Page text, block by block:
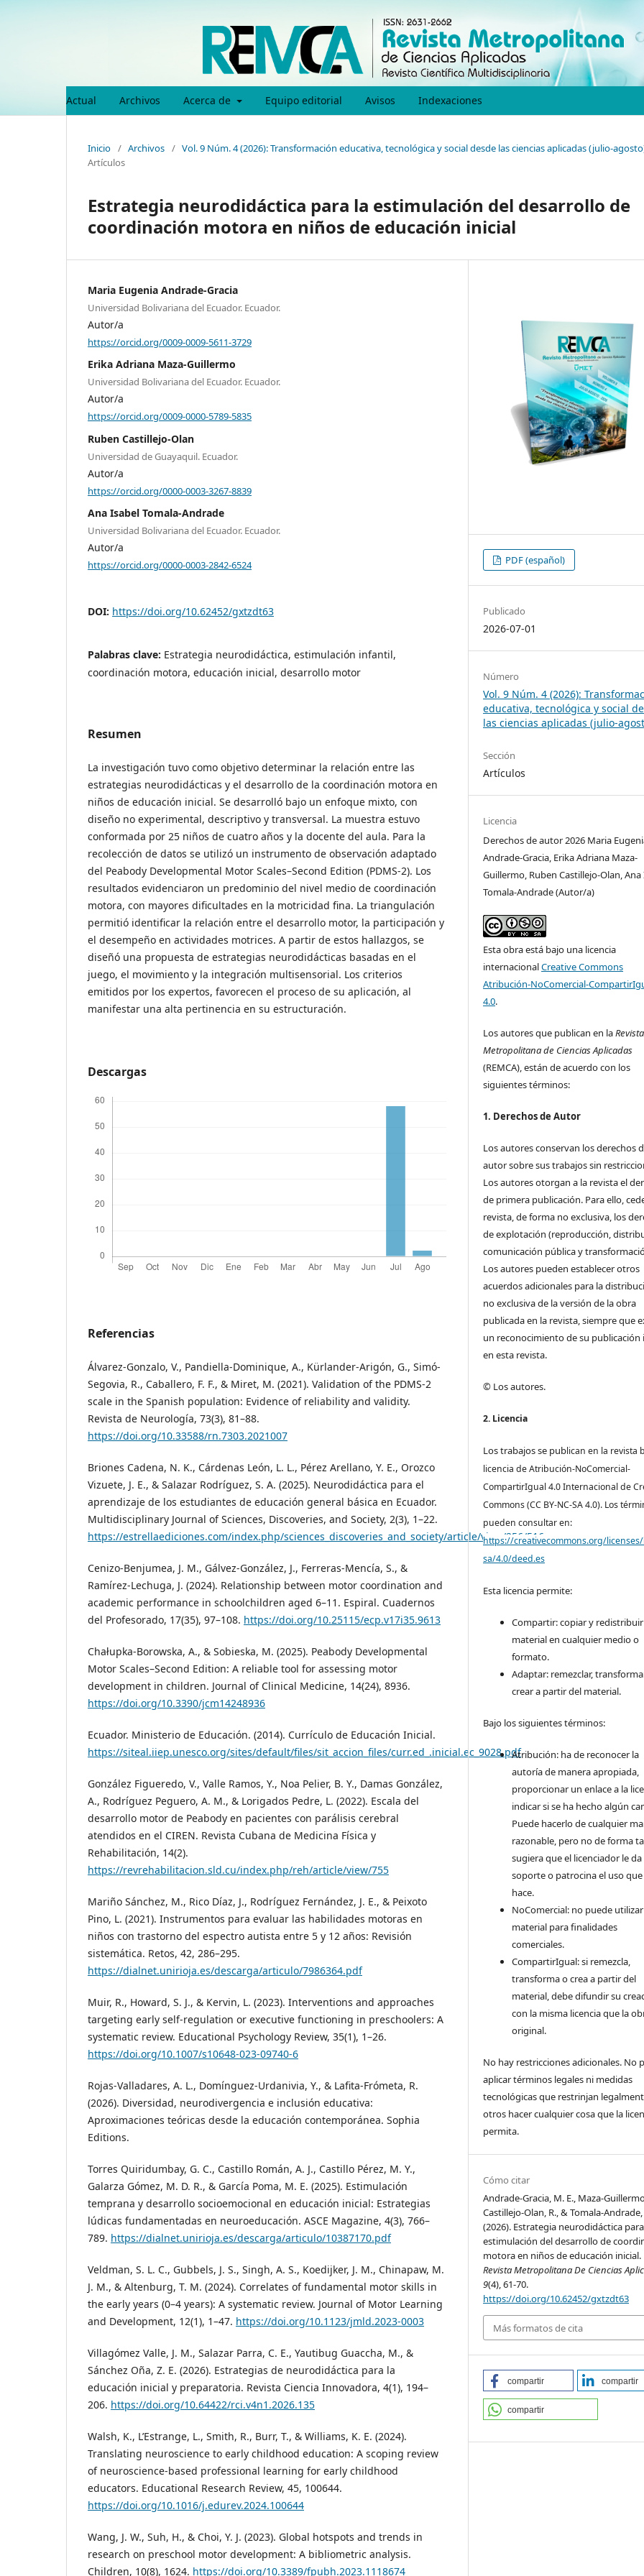
Actual Archivos Acerca de Equipo editorial Avisos Indexaciones
Inicio / Archivos / Vol. 9 Núm. 4 (2026): Transformación educativa, tecnológica y social desde las ciencias aplicadas (julio-
Artículos
Estrategia neurodidáctica para la estimulación del desarrollo de
coordinación motora en niños de educación inicial
Maria Eugenia Andrade-Gracia
Universidad Bolivariana del Ecuador. Ecuador.
Autor/a
https://orcid.org/0009-0009-5611-3729
Erika Adriana Maza-Guillermo
Universidad Bolivariana del Ecuador. Ecuador.
Autor/a
https://orcid.org/0009-0000-5789-5835
Ruben Castillejo-Olan
Universidad de Guayaquil. Ecuador.
Autor/a
https://orcid.org/0000-0003-3267-8839
Ana Isabel Tomala-Andrade
Universidad Bolivariana del Ecuador. Ecuador.
Autor/a
https://orcid.org/0000-0003-2842-6524
DOI: https://doi.org/10.62452/gxtzdt63
Palabras clave: Estrategia neurodidáctica, estimulación infantil,
coordinación motora, educación inicial, desarrollo motor
Resumen
La investigación tuvo como objetivo determinar la relación entre las
estrategias neurodidácticas y el desarrollo de la coordinación motora en
niños de educación inicial. Se desarrolló bajo un enfoque mixto, con
diseño no experimental, descriptivo y transversal. La muestra estuvo
conformada por 25 niños de cuatro años y la docente del aula. Para la
recolección de datos se utilizó un instrumento de observación adaptado
del Peabody Developmental Motor Scales–Second Edition (PDMS-2). Los
resultados evidenciaron un predominio del nivel medio de coordinación
motora, con mayores dificultades en la motricidad fina. La triangulación
permitió identificar la relación entre el desarrollo motor, la participación y
el desempeño en actividades motrices. A partir de estos hallazgos, se
diseñó una propuesta de estrategias neurodidácticas basadas en el
juego, el movimiento y la integración multisensorial. Los criterios
emitidos por los expertos, favorecen el proceso de su aplicación, al
manifestar una alta pertinencia en su estructuración.
Descargas
Referencias
Álvarez-Gonzalo, V., Pandiella-Dominique, A., Kürlander-Arigón, G., Simó-
Segovia, R., Caballero, F. F., & Miret, M. (2021). Validation of the PDMS-2
scale in the Spanish population: Evidence of reliability and validity.
Revista de Neurología, 73(3), 81–88.
https://doi.org/10.33588/rn.7303.2021007
Briones Cadena, N. K., Cárdenas León, L. L., Pérez Arellano, Y. E., Orozco
Vizuete, J. E., & Salazar Rodríguez, S. A. (2025). Neurodidáctica para el
aprendizaje de los estudiantes de educación general básica en Ecuador.
Multidisciplinary Journal of Sciences, Discoveries, and Society, 2(3), 1–22.
https://estrellaediciones.com/index.php/sciences_discoveries_and_society/article/view/256/516
Cenizo-Benjumea, J. M., Gálvez-González, J., Ferreras-Mencía, S., &
Ramírez-Lechuga, J. (2024). Relationship between motor coordination and
academic performance in schoolchildren aged 6–11. Espiral. Cuadernos
del Profesorado, 17(35), 97–108. https://doi.org/10.25115/ecp.v17i35.9613
Chałupka-Borowska, A., & Sobieska, M. (2025). Peabody Developmental
Motor Scales–Second Edition: A reliable tool for assessing motor
development in children. Journal of Clinical Medicine, 14(24), 8936.
https://doi.org/10.3390/jcm14248936
Ecuador. Ministerio de Educación. (2014). Currículo de Educación Inicial.
https://siteal.iiep.unesco.org/sites/default/files/sit_accion_files/curr.ed_.inicial.ec_9028.pdf
González Figueredo, V., Valle Ramos, Y., Noa Pelier, B. Y., Damas González,
A., Rodríguez Peguero, A. M., & Lorigados Pedre, L. (2022). Escala del
desarrollo motor de Peabody en pacientes con parálisis cerebral
atendidos en el CIREN. Revista Cubana de Medicina Física y
Rehabilitación, 14(2).
https://revrehabilitacion.sld.cu/index.php/reh/article/view/755
Mariño Sánchez, M., Rico Díaz, J., Rodríguez Fernández, J. E., & Peixoto
Pino, L. (2021). Instrumentos para evaluar las habilidades motoras en
niños con trastorno del espectro autista entre 5 y 12 años: Revisión
sistemática. Retos, 42, 286–295.
https://dialnet.unirioja.es/descarga/articulo/7986364.pdf
Muir, R., Howard, S. J., & Kervin, L. (2023). Interventions and approaches
targeting early self-regulation or executive functioning in preschoolers: A
systematic review. Educational Psychology Review, 35(1), 1–26.
https://doi.org/10.1007/s10648-023-09740-6
Rojas-Valladares, A. L., Domínguez-Urdanivia, Y., & Lafita-Frómeta, R.
(2026). Diversidad, neurodivergencia e inclusión educativa:
Aproximaciones teóricas desde la educación contemporánea. Sophia
Editions.
Torres Quiridumbay, G. C., Castillo Román, A. J., Castillo Pérez, M. Y.,
Galarza Gómez, M. D. R., & García Poma, M. E. (2025). Estimulación
temprana y desarrollo socioemocional en educación inicial: Estrategias
lúdicas fundamentadas en neuroeducación. ASCE Magazine, 4(3), 766–
789. https://dialnet.unirioja.es/descarga/articulo/10387170.pdf
Veldman, S. L. C., Gubbels, J. S., Singh, A. S., Koedijker, J. M., Chinapaw, M.
J. M., & Altenburg, T. M. (2024). Correlates of fundamental motor skills in
the early years (0–4 years): A systematic review. Journal of Motor Learning
and Development, 12(1), 1–47. https://doi.org/10.1123/jmld.2023-0003
Villagómez Valle, J. M., Salazar Parra, C. E., Yautibug Guaccha, M., &
Sánchez Oña, Z. E. (2026). Estrategias de neurodidáctica para la
educación inicial y preparatoria. Revista Ciencia Innovadora, 4(1), 194–
206. https://doi.org/10.64422/rci.v4n1.2026.135
Walsh, K., L’Estrange, L., Smith, R., Burr, T., & Williams, K. E. (2024).
Translating neuroscience to early childhood education: A scoping review
of neuroscience-based professional learning for early childhood
educators. Educational Research Review, 45, 100644.
https://doi.org/10.1016/j.edurev.2024.100644
Wang, J. W., Suh, H., & Choi, Y. J. (2023). Global hotspots and trends in
research on preschool motor development: A bibliometric analysis.
Children, 10(8), 1624. https://doi.org/10.3389/fpubh.2023.1118674
PDF (español)
Publicado
2026-07-01
Número
Vol. 9 Núm. 4 (2026):
educativa, tecnológica y social
las ciencias aplicadas (julio-
Sección
Artículos
Licencia
Derechos de autor 2026 Maria
Andrade-Gracia, Erika Adriana Maza-
Guillermo, Ruben Castillejo-Olan, Ana
Tomala-Andrade (Autor/a)
Esta obra está bajo una licencia
internacionalCreative Commons
Atribución-NoComercial-
4.0.
Los autores que publican en laRevista
Metropolitana de Ciencias Aplicadas
(REMCA), están de acuerdo con los
siguientes términos:
1. Derechos de Autor
Los autores conservan los derechos
autor sobre sus trabajos sin
Los autores otorgan a la revista el
de primera publicación. Para ello,
revista, de forma no exclusiva, los
de explotación (reproducción,
comunicación pública y
Los autores pueden establecer otros
acuerdos adicionales para la
no exclusiva de la versión de la obra
publicada en la revista, siempre que
un reconocimiento de su publicación
en esta revista.
© Los autores.
2. Licencia
Los trabajos se publican en la revista
licencia de Atribución-NoComercial-
CompartirIgual 4.0 Internacional de
Commons (CC BY-NC-SA 4.0). Los
pueden consultar en:
https://creativecommons.org/
sa/4.0/deed.es
Esta licencia permite:
Compartir: copiar y
material en cualquier medio o
formato.
Adaptar: remezclar,
crear a partir del material.
Bajo los siguientes términos:
Atribución: ha de reconocer la
autoría de manera apropiada,
proporcionar un enlace a la
indicar si se ha hecho algún
Puede hacerlo de cualquier
razonable, pero no de forma
sugiera que el licenciador le da
soporte o patrocina el uso que
hace.
NoComercial: no puede
material para finalidades
comerciales.
CompartirIgual: si remezcla,
transforma o crea a partir del
material, debe difundir su
con la misma licencia que la
original.
No hay restricciones adicionales. No
aplicar términos legales ni medidas
tecnológicas que restrinjan
otros hacer cualquier cosa que la
permita.
Cómo citar
Andrade-Gracia, M. E., Maza-
Castillejo-Olan, R., & Tomala-Andrade,
(2026). Estrategia neurodidáctica
estimulación del desarrollo de
motora en niños de educación inicial.
Revista Metropolitana De Ciencias
9(4), 61-70.
https://doi.org/10.62452/gxtzdt63
Más formatos de cita
compartir compartir
compartir